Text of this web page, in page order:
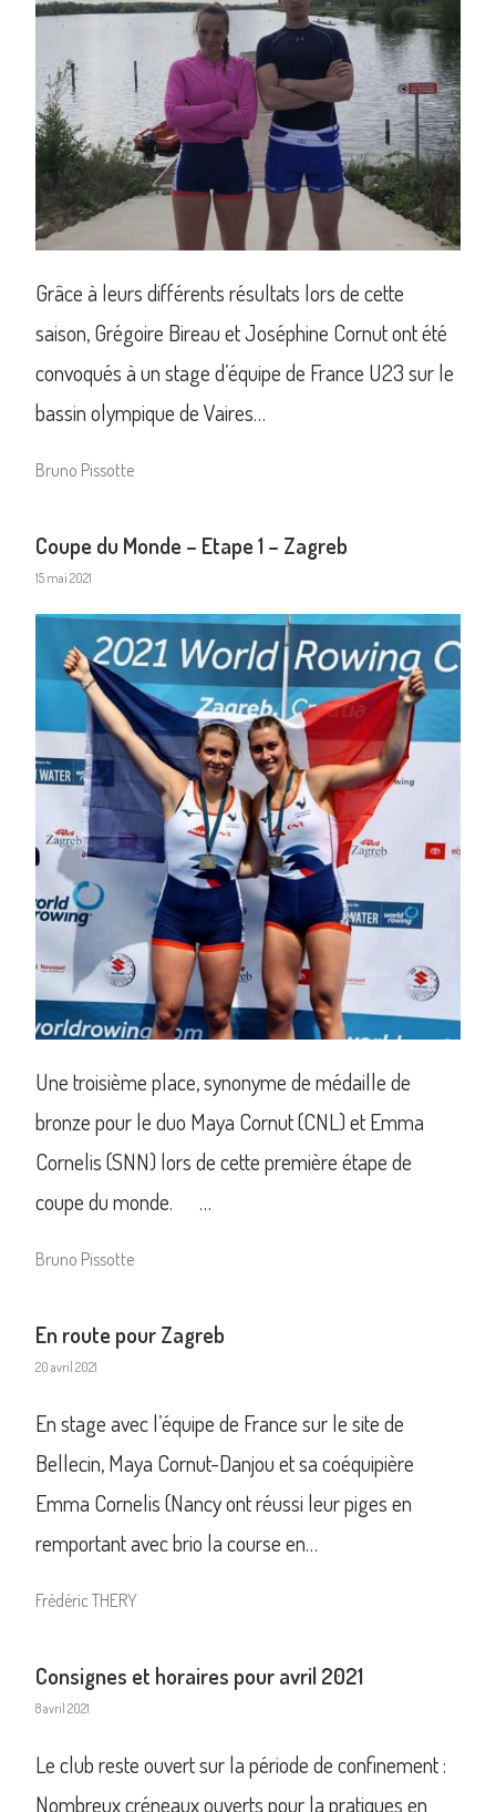
Grâce à leurs différents résultats lors de cette
saison, Grégoire Bireau et Joséphine Cornut ont été
convoqués à un stage d’équipe de France U23 sur le
bassin olympique de Vaires…
Bruno Pissotte
Coupe du Monde – Etape 1 – Zagreb
15 mai 2021
Une troisième place, synonyme de médaille de
bronze pour le duo Maya Cornut (CNL) et Emma
Cornelis (SNN) lors de cette première étape de
coupe du monde. …
Bruno Pissotte
En route pour Zagreb
20 avril 2021
En stage avec l’équipe de France sur le site de
Bellecin, Maya Cornut-Danjou et sa coéquipière
Emma Cornelis (Nancy ont réussi leur piges en
remportant avec brio la course en…
Frédéric THERY
Consignes et horaires pour avril 2021
8 avril 2021
Le club reste ouvert sur la période de confinement :
Nombreux créneaux ouverts pour la pratiques en